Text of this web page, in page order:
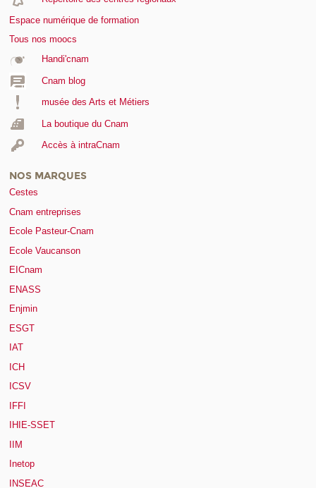
Espace numérique de formation
Tous nos moocs
Handi'cnam
Cnam blog
musée des Arts et Métiers
La boutique du Cnam
Accès à intraCnam
NOS MARQUES
Cestes
Cnam entreprises
Ecole Pasteur-Cnam
Ecole Vaucanson
EICnam
ENASS
Enjmin
ESGT
IAT
ICH
ICSV
IFFI
IHIE-SSET
IIM
Inetop
INSEAC